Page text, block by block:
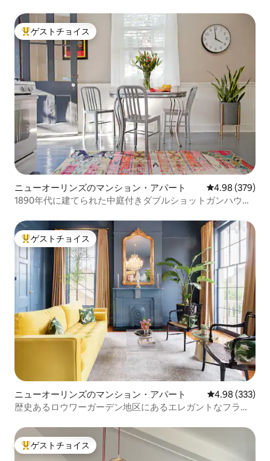
大好評のゲストチョイスです。
ゲストチョイス
ニューオーリンズのマンション・アパート レビュー379
4.98 (379)
1890年代に建てられた中庭付きダブルショットガンハウス
大好評のゲストチョイスです。
ゲストチョイス
ニューオーリンズのマンション・アパート レビュー333
4.98 (333)
歴史あるロウワーガーデン地区にあるエレガントなフラッ
大好評のゲストチョイスです。
ゲストチョイス